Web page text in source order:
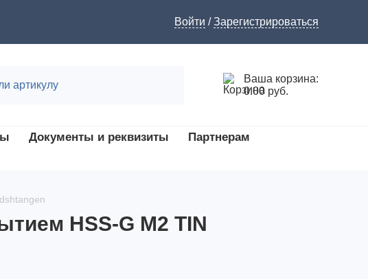
Войти /Зарегистрироваться
Ваша корзина:
0.00 руб.
Документы и реквизиты
Партнерам
HSS-G M2 TIN